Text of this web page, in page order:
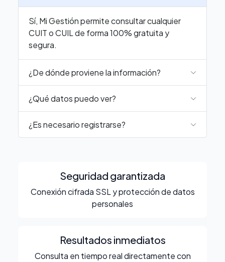
Sí, Mi Gestión permite consultar cualquier
CUIT o CUIL de forma 100% gratuita y
segura.
¿De dónde proviene la información?
¿Qué datos puedo ver?
¿Es necesario registrarse?
Seguridad garantizada
Conexión cifrada SSL y protección de datos
personales
Resultados inmediatos
Consulta en tiempo real directamente con